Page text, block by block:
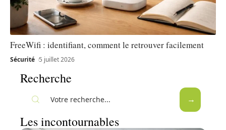
FreeWifi : identifiant, comment le retrouver facilement
Sécurité 5 juillet 2026
Recherche
Les incontournables